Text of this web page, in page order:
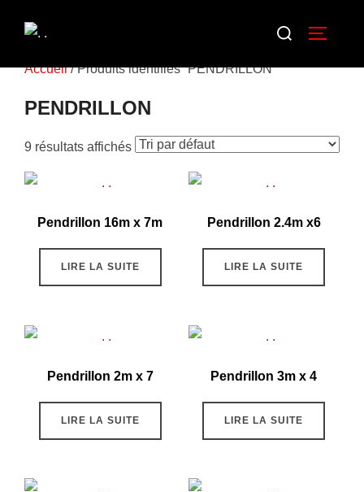
Accueil/ Produits identifiés “PENDRILLON”
PENDRILLON
9 résultats affichés
Pendrillon 16m x 7m
LIRE LA SUITE
Pendrillon 2.4m x6
LIRE LA SUITE
Pendrillon 2m x 7
LIRE LA SUITE
Pendrillon 3m x 4
LIRE LA SUITE